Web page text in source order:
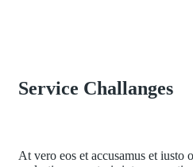
Service Challanges
At vero eos et accusamus et